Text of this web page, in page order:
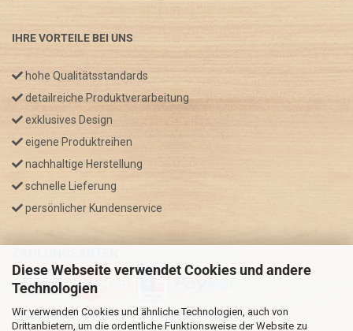
Diese Webseite verwendet Cookies und andere
Technologien
Wir verwenden Cookies und ähnliche Technologien, auch von
Drittanbietern, um die ordentliche Funktionsweise der Website zu
IHRE VORTEILE BEI UNS
hohe Qualitätsstandards
detailreiche Produktverarbeitung
exklusives Design
eigene Produktreihen
nachhaltige Herstellung
schnelle Lieferung
persönlicher Kundenservice
* GRATIS VERSAND nur innerhalb Deutschland